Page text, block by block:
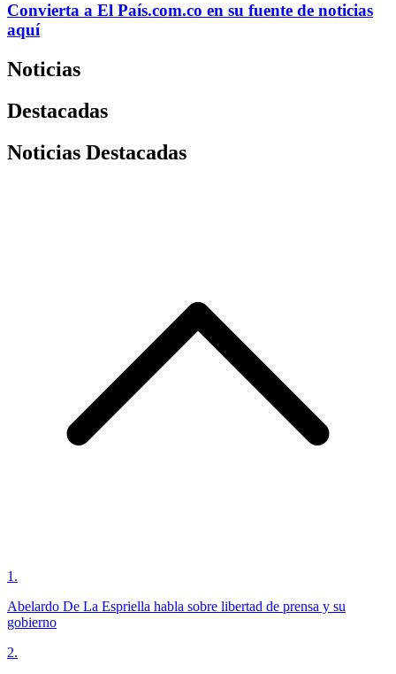
Convierta a El País.com.co en su fuente de noticias
aquí
Noticias
Destacadas
Noticias Destacadas
1 .
Abelardo De La Espriella habla sobre libertad de prensa y su
gobierno
2.